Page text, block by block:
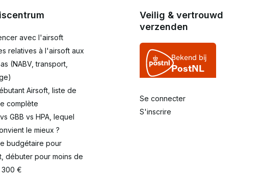
avec l'airsoft
relatives à l'airsoft aux
(NABV, transport,
Airsoft, liste de
complète
GBB vs HPA, lequel
le mieux ?
budgétaire pour
débuter pour moins de
300 €
Veilig & vertrouwd
verzenden
Se connecter
S'inscrire